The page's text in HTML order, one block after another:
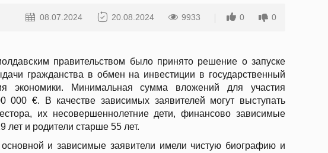
08.07.2024 20.08.2024 9933 0 0
правительством было принято решение о запуске
гражданства в обмен на инвестиции в государственный
экономики. Минимальная сумма вложений для участия
000 €. В качестве зависимых заявителей могут выступать
их несовершеннолетние дети, финансово зависимые
лет и родители старше 55 лет.
и зависимые заявители имели чистую биографию и